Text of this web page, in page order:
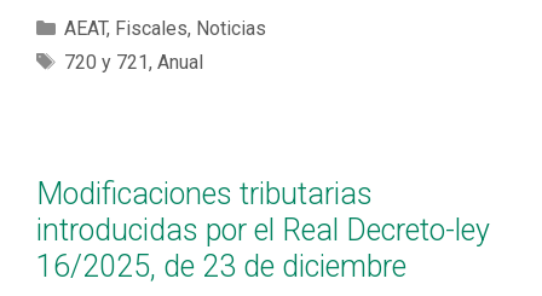
AEAT, Fiscales, Noticias
720 y 721, Anual
Modificaciones tributarias
introducidas por el Real Decreto-ley
16/2025, de 23 de diciembre